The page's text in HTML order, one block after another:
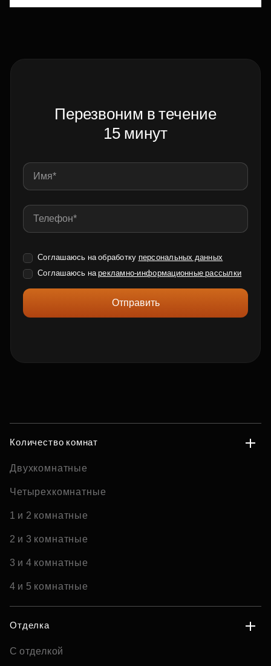
Перезвоним в течение
15 минут
Соглашаюсь на обработку персональных данных
Соглашаюсь нарекламно-информационные рассылки
Отправить
Количество комнат
Двухкомнатные
Четырехкомнатные
1 и 2 комнатные
2 и 3 комнатные
3 и 4 комнатные
4 и 5 комнатные
Отделка
С отделкой